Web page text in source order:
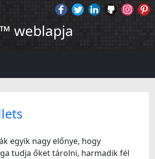
weblapja
egyik nagy előnye, hogy
tudja őket tárolni, harmadik fél